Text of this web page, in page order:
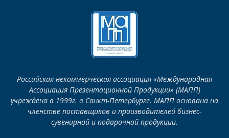
Российская некоммерческая ассоциация «Международная
Ассоциация Презентационной Продукции» (МАПП)
учреждена в 1999г. в Санкт-Петербурге. МАПП основана на
членстве поставщиков и производителей бизнес-
сувенирной и подарочной продукции.